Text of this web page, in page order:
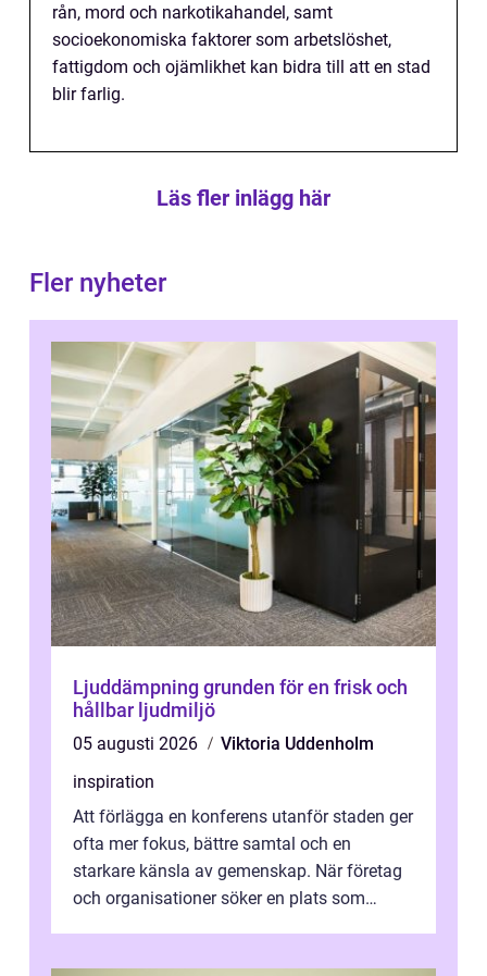
rån, mord och narkotikahandel, samt
socioekonomiska faktorer som arbetslöshet,
fattigdom och ojämlikhet kan bidra till att en stad
blir farlig.
Läs fler inlägg här
Fler nyheter
Ljuddämpning grunden för en frisk och
hållbar ljudmiljö
05 augusti 2026
Viktoria Uddenholm
inspiration
Att förlägga en konferens utanför staden ger
ofta mer fokus, bättre samtal och en
starkare känsla av gemenskap. När företag
och organisationer söker en plats som